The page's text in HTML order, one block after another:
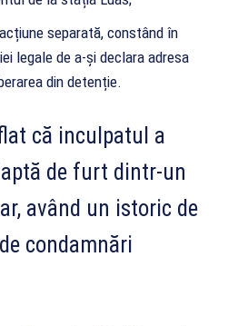
separată, constând în
legale de a-și declara adresa
din detenție.
că inculpatul a
de furt dintr-un
având un istoric de
condamnări